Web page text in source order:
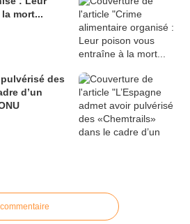
mort...
des
d’un